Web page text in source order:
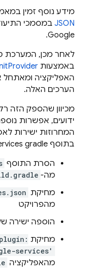
מידע נוסף זמין
JSON במסמכי
Google.
לאחר מכן, המערכת
באמצעות
הערכים האלה.
מכיוון שהספק הזה
ידועים, אפשרות
המחרוזות ישירות
בתוסף Google Services gradle. כדי לעשות את זה:
הסרת התוסף
מה-
מחיקת
מהפרויקט
הוספה ישירה
מחיקת
services'
מהאפליקציה